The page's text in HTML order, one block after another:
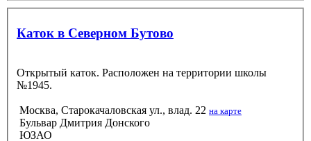
Каток в Северном Бутово
Открытый каток. Расположен на территории школы
№1945.
Москва, Старокачаловская ул., влад. 22 на карте
Бульвар Дмитрия Донского
ЮЗАО